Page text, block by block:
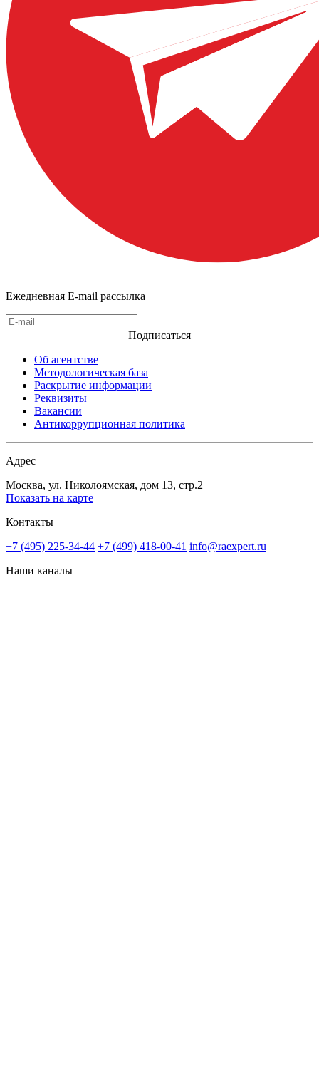
Ежедневная E-mail рассылка
Подписаться
Об агентстве
Методологическая база
Раскрытие информации
Реквизиты
Вакансии
Антикоррупционная политика
Адрес
Москва, ул. Николоямская, дом 13, стр.2
Показать на карте
Контакты
+7 (495) 225-34-44 +7 (499) 418-00-41 info@raexpert.ru
Наши каналы